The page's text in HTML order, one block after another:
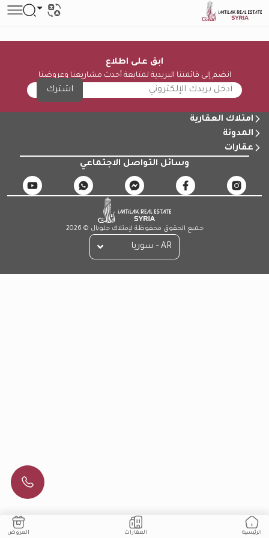
الرئيسية العقارات العروض
ابق على اطلاع
انضم إلى قائمتنا البريدية لمتابعة أحدث مشاريعنا وعروضنا
اشترك
امتلاك العقارية
المدونة
عقارات
وسائل التواصل الاجتماعي
جميع الحقوق محفوظة لإمتلاك جلوبال © 2026
AR - سوريا